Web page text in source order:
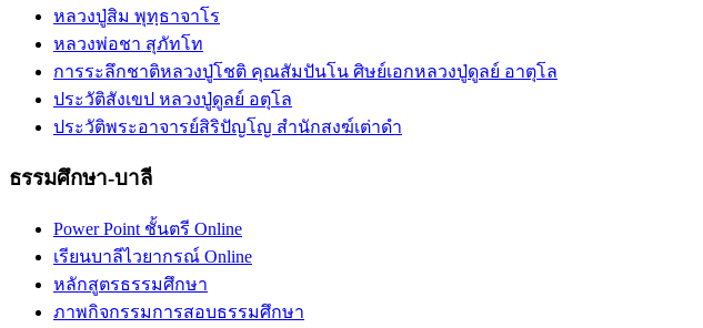
หลวงปู่สิม พุทฺธาจาโร
หลวงพ่อชา สุภัทโท
การระลึกชาติหลวงปู่โชติ คุณสัมปันโน ศิษย์เอกหลวงปู่ดูลย์ อาตุโล
ประวัติสังเขป หลวงปู่ดูลย์ อตุโล
ประวัติ​พระ​อาจารย์​สิริ​ปัญโญ​ สำนัก​สงฆ์​เต่าดำ​
ธรรมศึกษา-บาลี
Power Point ชั้นตรี Online
เรียนบาลีไวยากรณ์ Online
หลักสูตรธรรมศึกษา
ภาพกิจกรรมการสอบธรรมศึกษา